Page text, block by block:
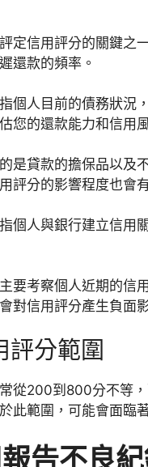
定信用評分的關鍵之
還款的頻率。
個人目前的債務狀況
您的還款能力和信用
是貸款的擔保品以及
評分的影響程度也會
個人與銀行建立信用
要考察個人近期的信
對信用評分產生負面
評分範圍
從200到800分不等
此範圍，可能會面臨
告不良